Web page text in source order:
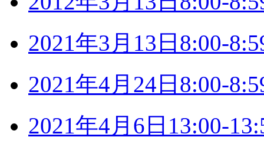
2021年3月13日8:00-
2021年4月24日8:00-
2021年4月6日13:00-